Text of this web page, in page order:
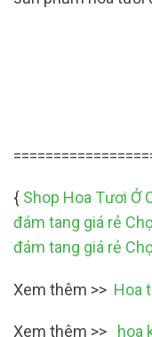
{ Shop Hoa Tươi Ở
đám tang giá rẻ
đám tang giá rẻ
Xem thêm >> Hoa
Xem thêm >> hoa